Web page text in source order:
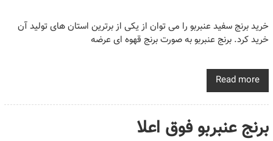
خرید برنج سفید عنبربو را می توان از یکی از برترین استان های تولید آن
خرید کرد. برنج عنبربو به صورت برنج قهوه ای عرضه
Read more
برنج عنبربو فوق اعلا